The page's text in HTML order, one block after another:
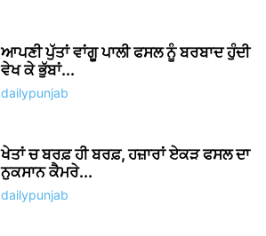
ਆਪਣੀ ਪੁੱਤਾਂ ਵਾਂਗੂ ਪਾਲੀ ਫਸਲ ਨੂੰ ਬਰਬਾਦ ਹੁੰਦੀ
ਵੇਖ ਕੇ ਭੁੱਬਾਂ...
dailypunjab
ਖੇਤਾਂ ਚ ਬਰਫ਼ ਹੀ ਬਰਫ਼, ਹਜ਼ਾਰਾਂ ਏਕੜ ਫਸਲ ਦਾ
ਨੁਕਸਾਨ ਕੈਮਰੇ...
dailypunjab